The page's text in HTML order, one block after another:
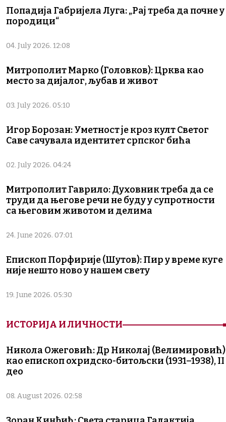
Попадија Габријела Луга: „Рај треба да почне у
породици“
04. July 2026. 12:08
Митрополит Марко (Головков): Црква као
место за дијалог, љубав и живот
03. July 2026. 05:10
Игор Борозан: Уметност је кроз култ Светог
Саве сачувала идентитет српског бића
02. July 2026. 04:24
Митрополит Гаврило: Духовник треба да се
труди да његове речи не буду у супротности
са његовим животом и делима
24. June 2026. 07:01
Епископ Порфирије (Шутов): Пир у време куге
није нешто ново у нашем свету
19. June 2026. 05:30
ИСТОРИЈА И ЛИЧНОСТИ
Никола Ожеговић: Др Николај (Велимировић)
као епископ охридско-битољски (1931–1938), II
део
08. August 2026. 02:58